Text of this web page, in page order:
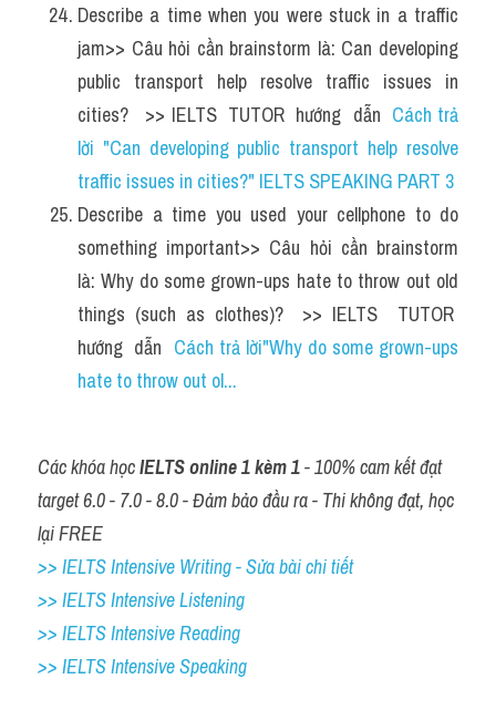
Describe a time when you were stuck in a traffic
jam>> Câu hỏi cần brainstorm là: Can developing
public transport help resolve traffic issues in
cities?   >> IELTS  TUTOR  hướng  dẫn Cách trả
lời "Can developing public transport help resolve
traffic issues in cities?" IELTS SPEAKING PART 3
Describe a time you used your cellphone to do
something important>> Câu hỏi cần brainstorm
là: Why do some grown-ups hate to throw out old
things (such as clothes)?  >> IELTS  TUTOR
hướng  dẫn Cách trả lời"Why do some grown-ups
hate to throw out ol...
Các khóa học IELTS online 1 kèm 1 - 100% cam kết đạt
target 6.0 - 7.0 - 8.0 - Đảm bảo đầu ra - Thi không đạt, học
lại FREE
>> IELTS Intensive Writing - Sửa bài chi tiết
>> IELTS Intensive Listening
>> IELTS Intensive Reading
>> IELTS Intensive Speaking